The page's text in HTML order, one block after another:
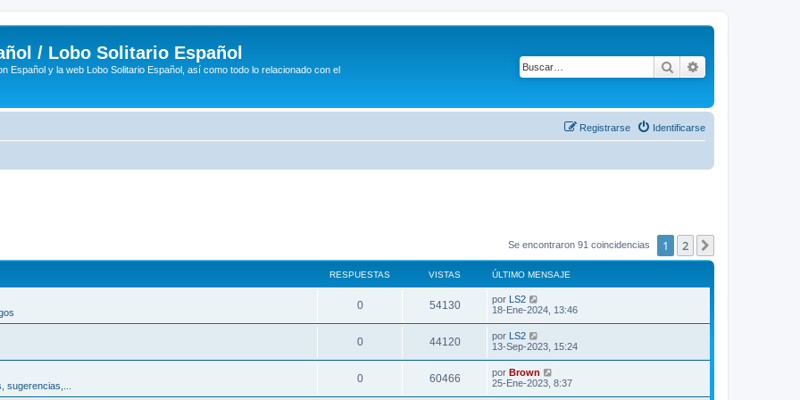
/ Lobo Solitario Español
Español y la web Lobo Solitario Español, así como todo lo relacionado con el
Buscar
Identificarse
Registrarse
Se encontraron 91 coincidencias 1 2
RESPUESTAS VISTAS ÚLTIMO MENSAJE
0R
e
p
u
54130V
i
t
a
Ú
m
o
m
e
n
s
por LS2
18-Ene-2024, 13:46
0R
e
44120V
i
Ú
m
o
por LS2
13-Sep-2023, 15:24
sugerencias,...
0R
60466V
Ú
l
por Brown
25-Ene-2023, 8:37